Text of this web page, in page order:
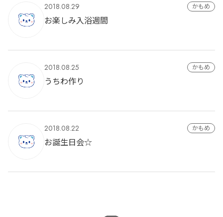
2018.08.29 かもめ
お楽しみ入浴週間
2018.08.25 かもめ
うちわ作り
2018.08.22 かもめ
お誕生日会☆